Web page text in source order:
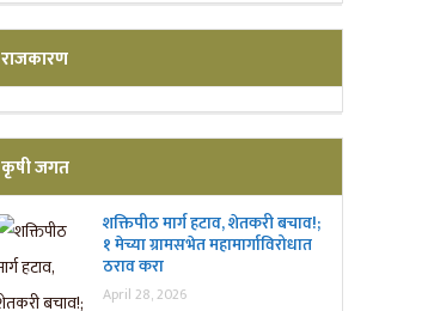
राजकारण
कृषी जगत
शक्तिपीठ मार्ग हटाव, शेतकरी बचाव!;
१ मेच्या ग्रामसभेत महामार्गाविरोधात
ठराव करा
April 28, 2026